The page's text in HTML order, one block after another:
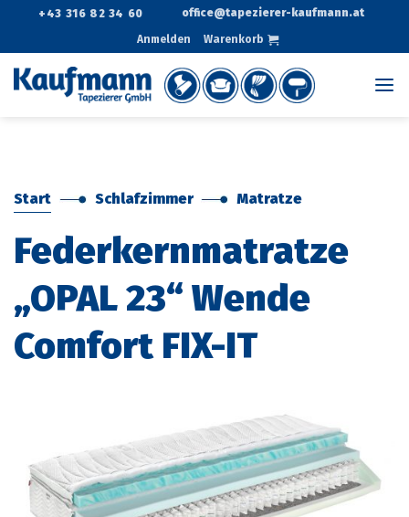
springen
+43 316 82 34 60 office@tapezierer-kaufmann.at
Anmelden Warenkorb
Start Schlafzimmer Matratze
Federkernmatratze
„OPAL 23“ Wende
Comfort FIX-IT